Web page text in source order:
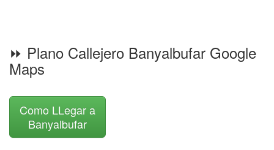
⏩ Plano Callejero Banyalbufar Google
Maps
Como LLegar a
Banyalbufar